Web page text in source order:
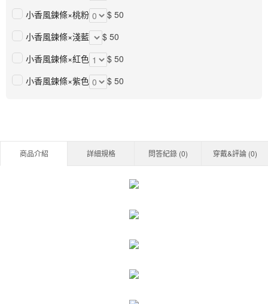
小香風鍊條×桃粉
$ 50
小香風鍊條×淺藍
$ 50
小香風鍊條×紅色
$ 50
小香風鍊條×紫色
$ 50
商品介紹 詳細規格 問答紀錄 (0) 穿戴&評論 (0)